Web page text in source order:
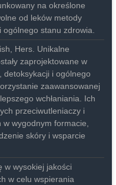
na określone
od leków metody
stanu zdrowia.
Hers. Unikalne
zaprojektowane w
detoksykacji i ogólnego
zaawansowanej
wchłaniania. Ich
przeciwutleniaczy i
wygodnym formacie,
skóry i wsparcie
wysokiej jakości
w celu wspierania